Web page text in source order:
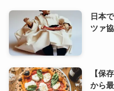
日本
ツァ
【保
から